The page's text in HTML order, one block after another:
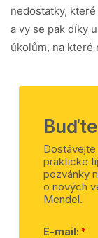
nedostatky,
a vy se pak díky
úkolům, na které